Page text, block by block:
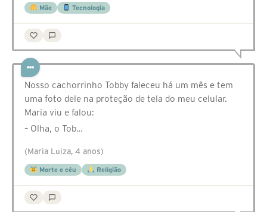
Mãe Tecnologia
Nosso cachorrinho Tobby faleceu há um mês e tem
uma foto dele na proteção de tela do meu celular.
Maria viu e falou:
– Olha, o Tob…
(Maria Luiza, 4 anos)
Morte e céu Religião